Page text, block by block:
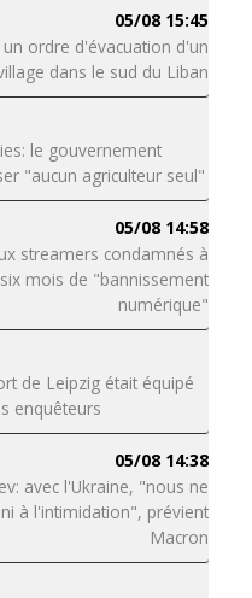
05/08 15:45
ordre d'évacuation d'un
dans le sud du Liban
le gouvernement
"aucun agriculteur seul"
05/08 14:58
streamers condamnés à
mois de "bannissement
numérique"
de Leipzig était équipé
enquêteurs
05/08 14:38
avec l'Ukraine, "nous ne
à l'intimidation", prévient
Macron